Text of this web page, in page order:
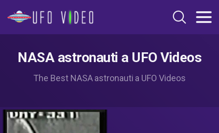
NASA astronauti a UFO Videos
The Best NASA astronauti a UFO Videos